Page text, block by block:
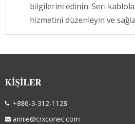
bilgilerini edinin. Seri
hizmetini düzenleyin ve
KIŞILER
+886-3-312-1128
annie@crxconec.com